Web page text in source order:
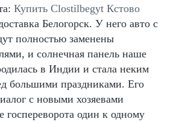
Купить Clostilbegyt Кстово
Белогорск. У него авто с
полностью заменены
и солнечная панель наше
в Индии и стала неким
большими праздниками. Его
с новыми хозяевами
госпереворота один к одному